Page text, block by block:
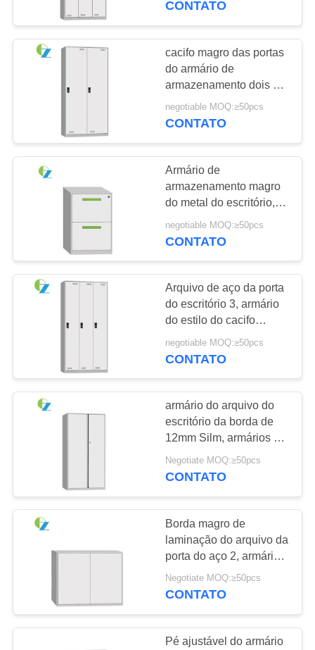
Tabela de reunião
do escritório
8
Tabela do escritório
de gerente
CONTATO
cacifo magro das portas
do armário de
armazenamento dois do
metal de 8mm para o
escritório/escola/clube
negotiable MOQ:≥50pcs
CONTATO
Armário de
armazenamento magro
do metal do escritório,
arquivo da gaveta da
estrutura 2 de NON-KD
negotiable MOQ:≥50pcs
CONTATO
Arquivo de aço da porta
do escritório 3, armário
do estilo do cacifo
personalizado
negotiable MOQ:≥50pcs
CONTATO
armário do arquivo do
escritório da borda de
12mm Silm, armários de
armazenamento
modernos brancos do
Negotiate MOQ:≥50pcs
CONTATO
Borda magro de
laminação do arquivo da
porta do aço 2, armários
de armazenamento do
escritório do metal
Negotiate MOQ:≥50pcs
CONTATO
Pé ajustável do armário